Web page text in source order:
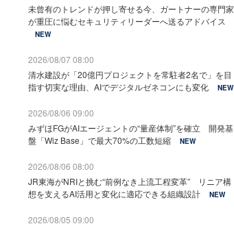
未曾有のトレンドが押し寄せる今、ガートナーの専門家
が重圧に悩むセキュリティリーダーへ送るアドバイス
NEW
2026/08/07 08:00
清水建設が「20億円プロジェクトを常駐者2名で」を目
指す切実な理由、AIでデジタルゼネコンにも変化
NEW
2026/08/06 09:00
みずほFGがAIエージェントの“量産体制”を確立 開発基
盤「Wiz Base」で最大70%の工数短縮
NEW
2026/08/06 08:00
JR東海がNRIと挑む“前例なき上流工程変革” リニア構
想を支えるAI活用と変化に適応できる組織設計
NEW
2026/08/05 09:00